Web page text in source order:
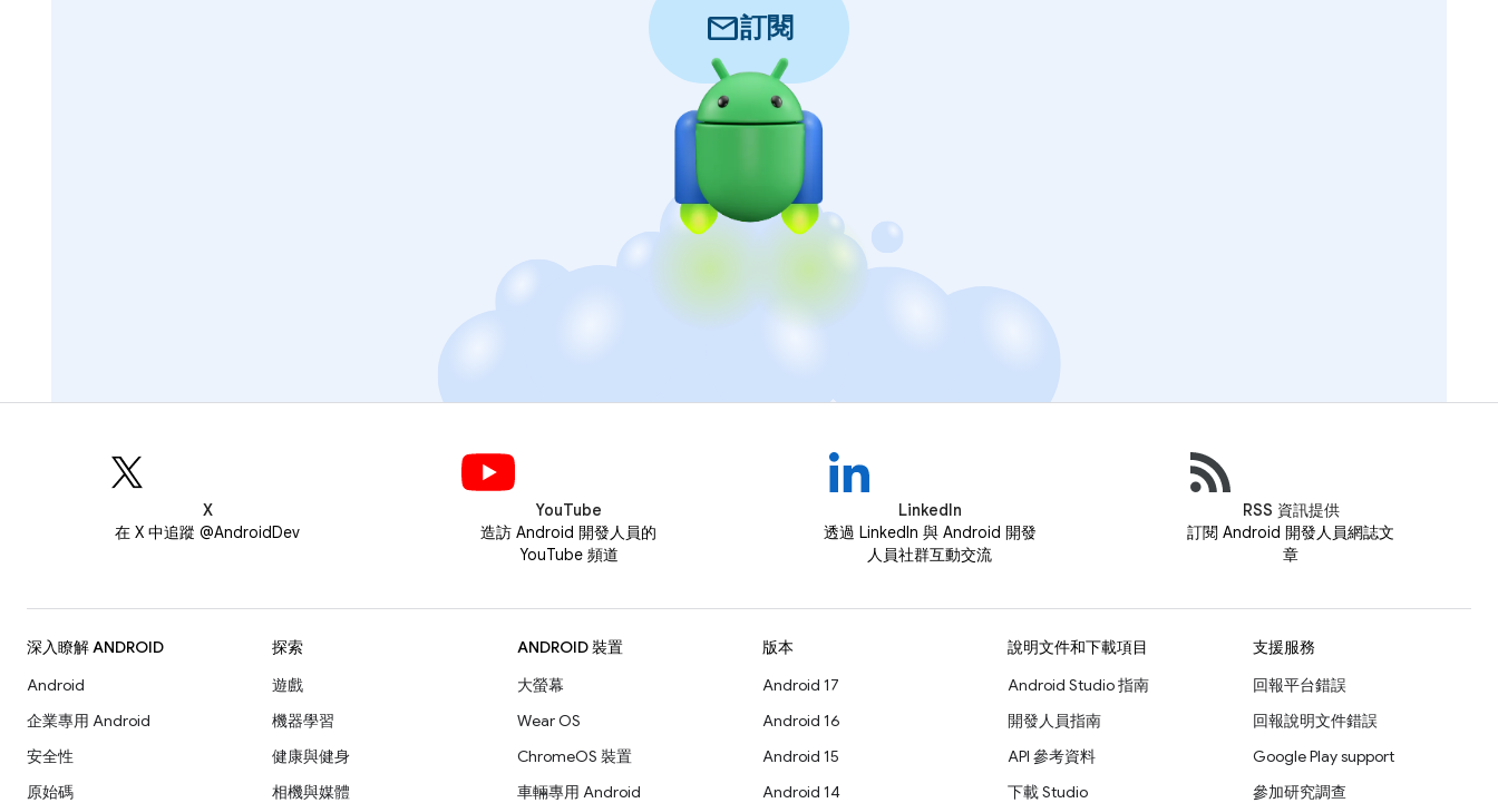
mail訂閱
X
在 X 中追蹤 @AndroidDev
YouTube
造訪 Android 開發人員的
YouTube 頻道
LinkedIn
透過 LinkedIn 與 Android 開發
人員社群互動交流
RSS 資訊提供
訂閱 Android 開發人員網誌文
章
深入瞭解 ANDROID
Android
企業專用 Android
安全性
原始碼
探索
遊戲
機器學習
健康與健身
相機與媒體
ANDROID 裝置
大螢幕
Wear OS
ChromeOS 裝置
車輛專用 Android
版本
Android 17
Android 16
Android 15
Android 14
說明文件和下載項目
Android Studio 指南
開發人員指南
API 參考資料
下載 Studio
支援服務
回報平台錯誤
回報說明文件錯誤
Google Play support
參加研究調查